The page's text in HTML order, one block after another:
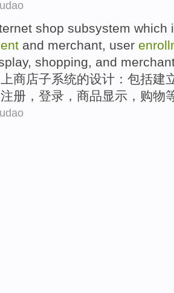
shop subsystem which
and merchant user
, shopping , and
商店子系统的设计： 包括建
注册 ， 登录 ， 商品显示 ， 购物